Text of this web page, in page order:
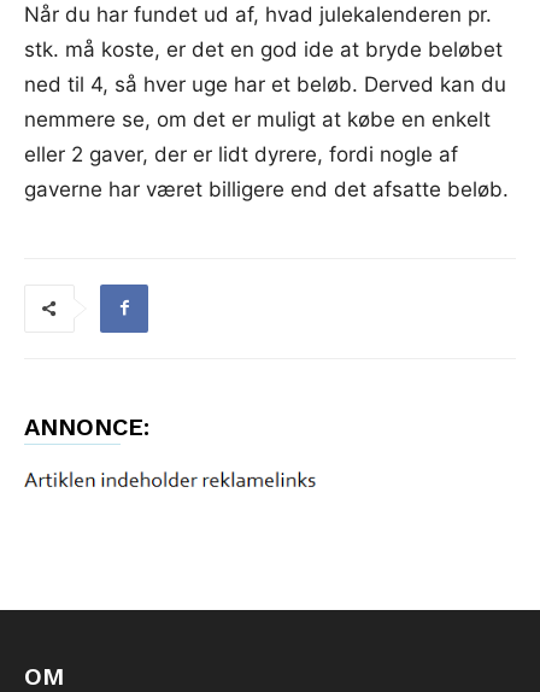
Når du har fundet ud af, hvad julekalenderen pr.
stk. må koste, er det en god ide at bryde beløbet
ned til 4, så hver uge har et beløb. Derved kan du
nemmere se, om det er muligt at købe en enkelt
eller 2 gaver, der er lidt dyrere, fordi nogle af
gaverne har været billigere end det afsatte beløb.
ANNONCE:
OM